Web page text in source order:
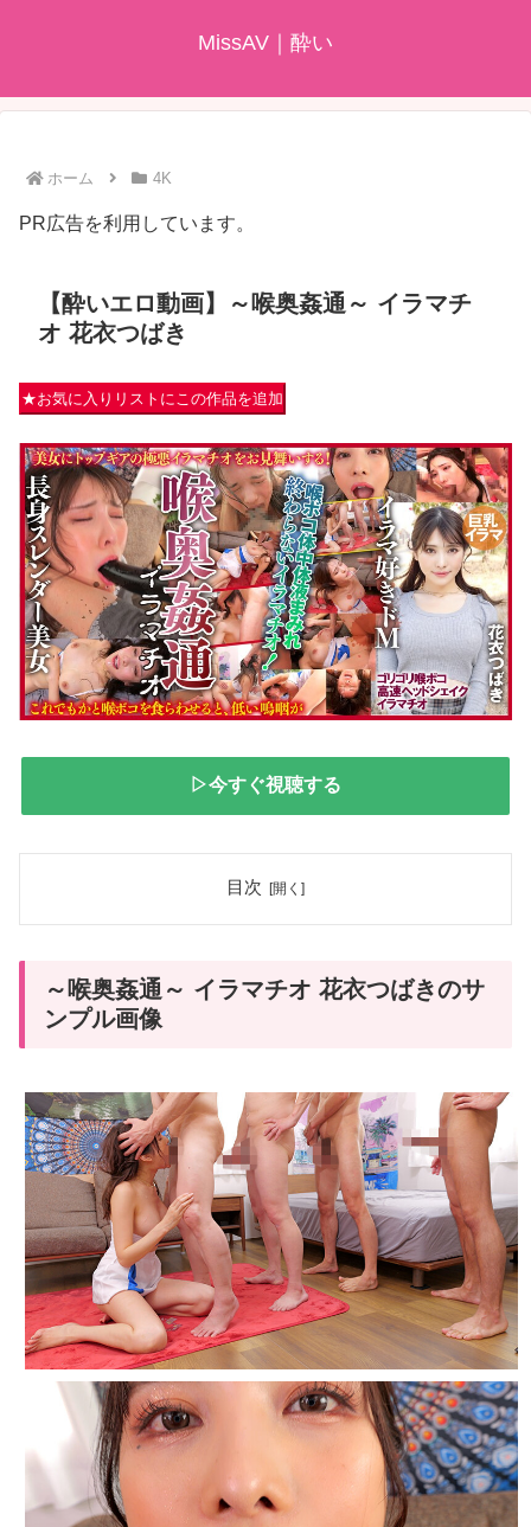
MissAV｜酔い
ホーム 4K
PR広告を利用しています。
【酔いエロ動画】～喉奥姦通～ イラマチ
オ 花衣つばき
★お気に入りリストにこの作品を追加
▷今すぐ視聴する
目次
～喉奥姦通～ イラマチオ 花衣つばきのサ
ンプル画像